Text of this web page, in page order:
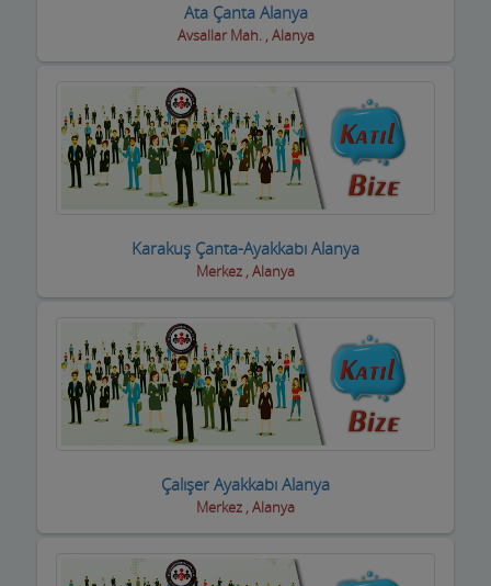
Ata Çanta Alanya
Avsallar Mah. , Alanya
Karakuş Çanta-Ayakkabı Alanya
Merkez , Alanya
Çalışer Ayakkabı Alanya
Merkez , Alanya